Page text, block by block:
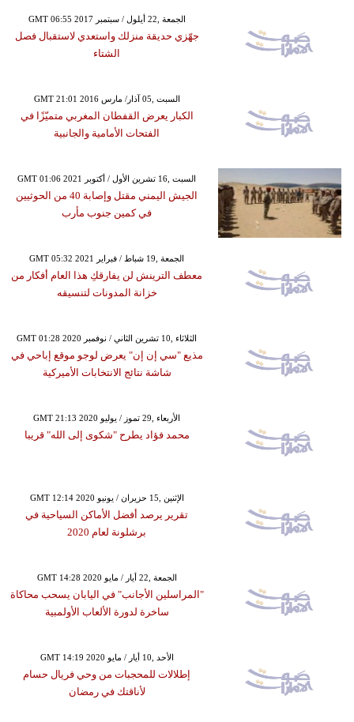
GMT 06:55 2017 الجمعة ,22 أيلول / سبتمبر
جهّزي حديقة منزلك واستعدي لاستقبال فصل
الشتاء
GMT 21:01 2016 السبت ,05 آذار/ مارس
الكبار يعرض القفطان المغربي متميّزًا في
الفتحات الأمامية والجانبية
GMT 01:06 2021 السبت ,16 تشرين الأول / أكتوبر
الجيش اليمني مقتل وإصابة 40 من الحوثيين
في كمين جنوب مأرب
GMT 05:32 2021 الجمعة ,19 شباط / فبراير
معطف الترينش لن يفارقكِ هذا العام أفكار من
خزانة المدونات لتنسيقه
GMT 01:28 2020 الثلاثاء ,10 تشرين الثاني / نوفمبر
مذيع "سي إن إن" يعرض لوجو موقع إباحي في
شاشة نتائج الانتخابات الأميركية
GMT 21:13 2020 الأربعاء ,29 تموز / يوليو
محمد فؤاد يطرح "شكوى إلى الله" قريبا
GMT 12:14 2020 الإثنين ,15 حزيران / يونيو
تقرير يرصد أفضل الأماكن السياحية في
برشلونة لعام 2020
GMT 14:28 2020 الجمعة ,22 أيار / مايو
"المراسلين الأجانب" في اليابان يسحب محاكاة
ساخرة لدورة الألعاب الأولمبية
GMT 14:19 2020 الأحد ,10 أيار / مايو
إطلالات للمحجبات من وحي فريال حسام
لأناقتك في رمضان